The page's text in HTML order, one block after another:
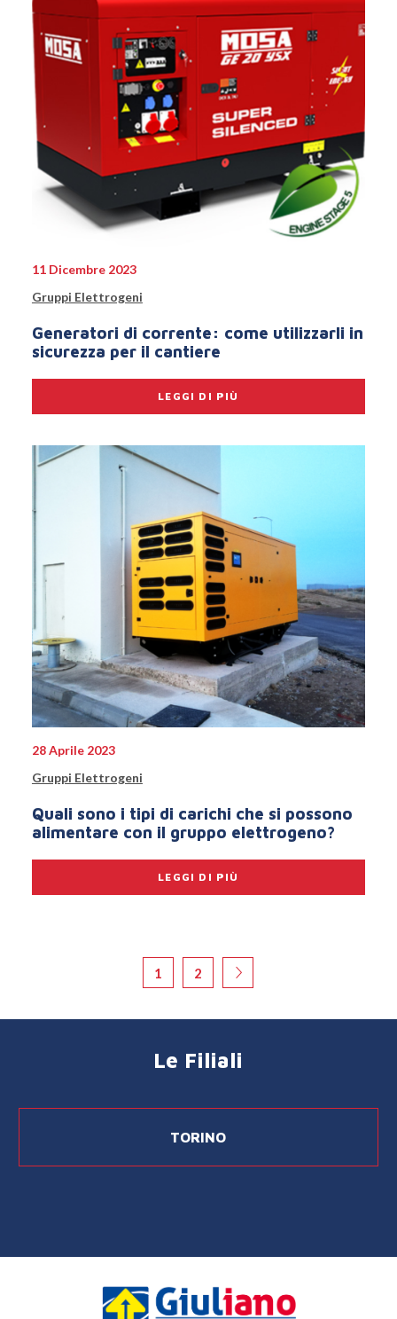
11 Dicembre 2023
Gruppi Elettrogeni
Generatori di corrente: come utilizzarli in
sicurezza per il cantiere
LEGGI DI PIÙ
28 Aprile 2023
Gruppi Elettrogeni
Quali sono i tipi di carichi che si possono
alimentare con il gruppo elettrogeno?
LEGGI DI PIÙ
1 2
Le Filiali
TORINO